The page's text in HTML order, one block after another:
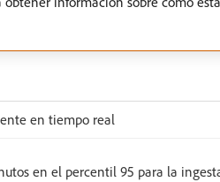
en tiempo real
en el percentil 95 para la